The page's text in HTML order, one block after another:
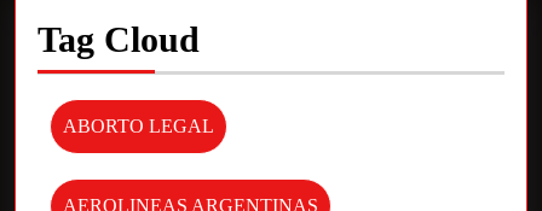
Tag Cloud
ABORTO LEGAL
AEROLINEAS ARGENTINAS